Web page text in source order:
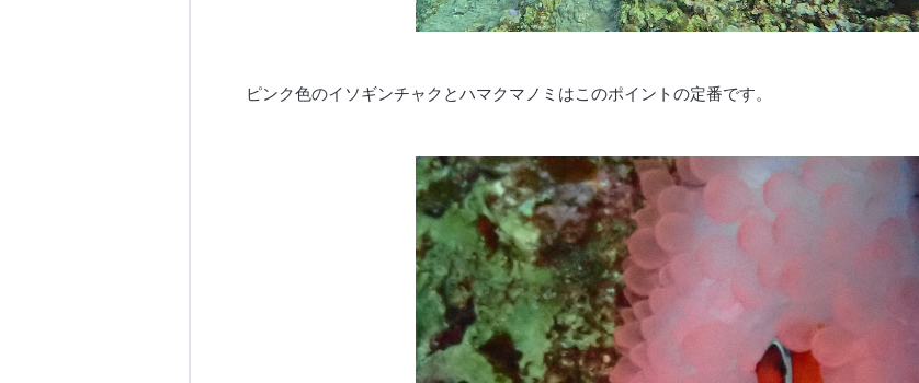
ピンク色のイソギンチャクとハマクマノミはこのポイントの定番です。